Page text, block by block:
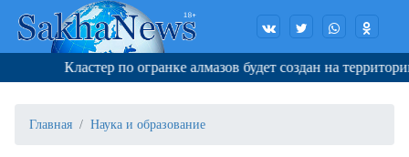
Кластер по огранке алмазов будет создан на территории
Главная Наука и образование